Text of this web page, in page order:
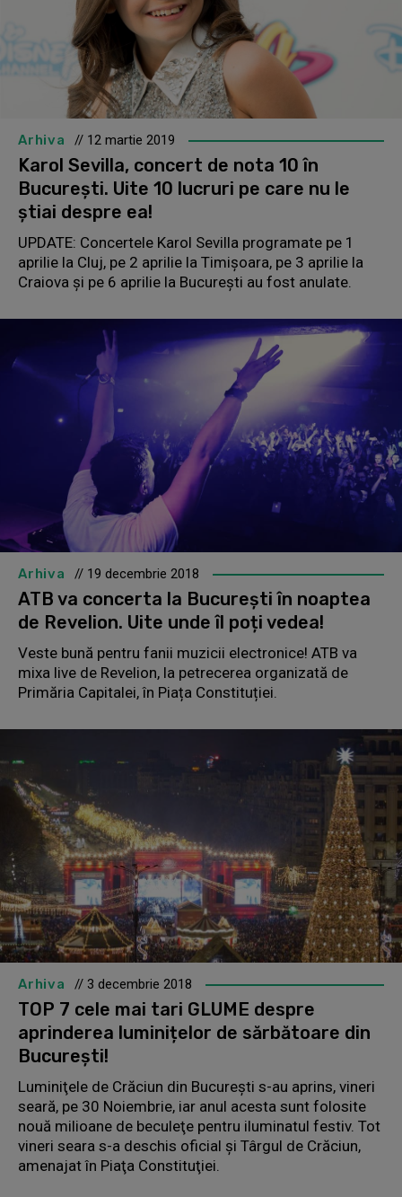
Arhiva // 12 martie 2019
Karol Sevilla, concert de nota 10 în
București. Uite 10 lucruri pe care nu le
știai despre ea!
UPDATE: Concertele Karol Sevilla programate pe 1
aprilie la Cluj, pe 2 aprilie la Timișoara, pe 3 aprilie la
Craiova și pe 6 aprilie la București au fost anulate.
Arhiva // 19 decembrie 2018
ATB va concerta la București în noaptea
de Revelion. Uite unde îl poți vedea!
Veste bună pentru fanii muzicii electronice! ATB va
mixa live de Revelion, la petrecerea organizată de
Primăria Capitalei, în Piața Constituției.
Arhiva // 3 decembrie 2018
TOP 7 cele mai tari GLUME despre
aprinderea luminițelor de sărbătoare din
București!
Luminiţele de Crăciun din Bucureşti s-au aprins, vineri
seară, pe 30 Noiembrie, iar anul acesta sunt folosite
nouă milioane de beculeţe pentru iluminatul festiv. Tot
vineri seara s-a deschis oficial şi Târgul de Crăciun,
amenajat în Piaţa Constituţiei.